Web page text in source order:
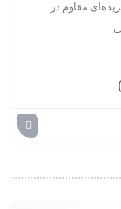
گریدهای مقاوم در